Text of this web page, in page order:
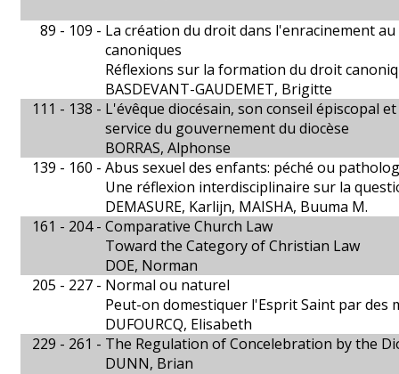
89 - 109 - La création du droit dans l'enracinement
canoniques
Réflexions sur la formation du droit
BASDEVANT-GAUDEMET, Brigitte
111 - 138 - L'évêque diocésain, son conseil épiscopal
service du gouvernement du diocèse
BORRAS, Alphonse
139 - 160 - Abus sexuel des enfants: péché ou
Une réflexion interdisciplinaire sur la
DEMASURE, Karlijn, MAISHA, Buuma M.
161 - 204 - Comparative Church Law
Toward the Category of Christian Law
DOE, Norman
205 - 227 - Normal ou naturel
Peut-on domestiquer l'Esprit Saint par des
DUFOURCQ, Elisabeth
229 - 261 - The Regulation of Concelebration by the
DUNN, Brian